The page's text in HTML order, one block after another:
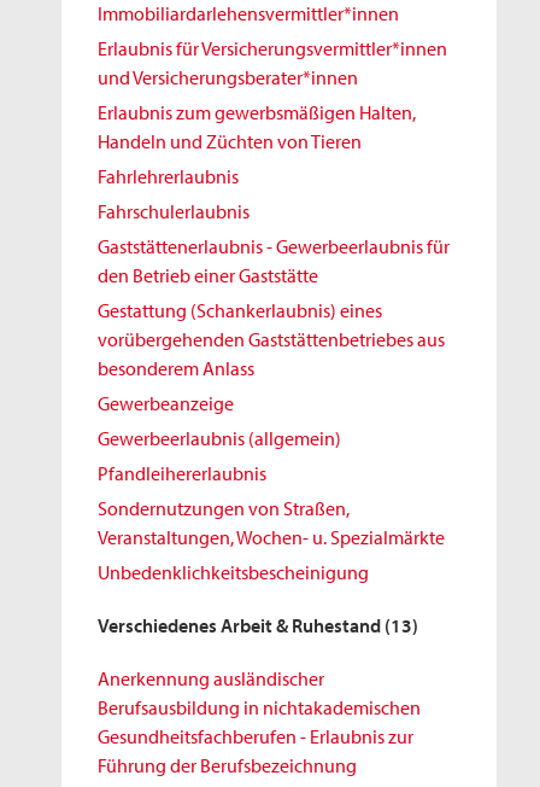
Immobiliardarlehensvermittler*innen
Erlaubnis für Versicherungsvermittler*innen
und Versicherungsberater*innen
Erlaubnis zum gewerbsmäßigen Halten,
Handeln und Züchten von Tieren
Fahrlehrerlaubnis
Fahrschulerlaubnis
Gaststättenerlaubnis - Gewerbeerlaubnis für
den Betrieb einer Gaststätte
Gestattung (Schankerlaubnis) eines
vorübergehenden Gaststättenbetriebes aus
besonderem Anlass
Gewerbeanzeige
Gewerbeerlaubnis (allgemein)
Pfandleihererlaubnis
Sondernutzungen von Straßen,
Veranstaltungen, Wochen- u. Spezialmärkte
Unbedenklichkeitsbescheinigung
Verschiedenes Arbeit & Ruhestand (13)
Anerkennung ausländischer
Berufsausbildung in nichtakademischen
Gesundheitsfachberufen - Erlaubnis zur
Führung der Berufsbezeichnung